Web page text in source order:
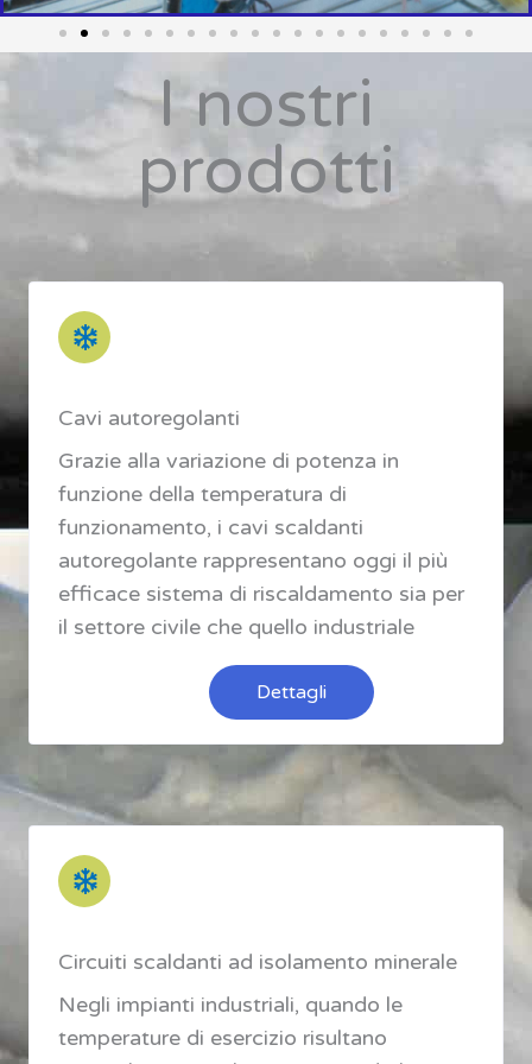
I nostri
prodotti
Cavi autoregolanti
Grazie alla variazione di potenza in
funzione della temperatura di
funzionamento, i cavi scaldanti
autoregolante rappresentano oggi il più
efficace sistema di riscaldamento sia per
il settore civile che quello industriale
Dettagli
Circuiti scaldanti ad isolamento minerale
Negli impianti industriali, quando le
temperature di esercizio risultano